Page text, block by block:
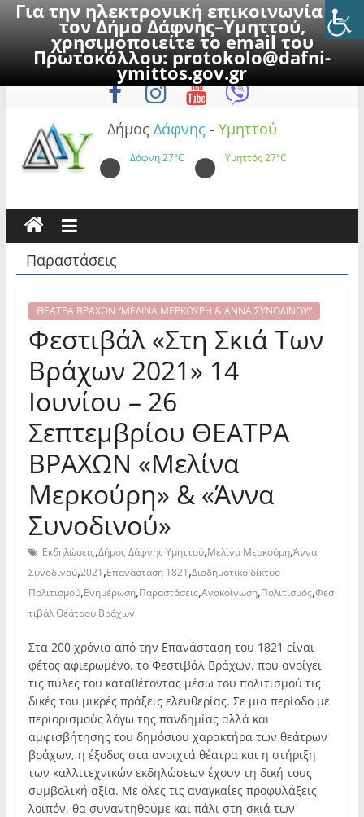
Για την ηλεκτρονική επικοινωνία με
τον Δήμο Δάφνης–Υμηττού,
χρησιμοποιείτε το email του
Πρωτοκόλλου:protokolo@dafni-
ymittos.gov.gr
to
Πέμπτη, 6 Αυγούστου 2026
Δήμος Δάφνης - Υμηττού
Δάφνη27°C Υμηττός27°C
Παραστάσεις
ΘΕΑΤΡΑ ΒΡΑΧΩΝ “ΜΕΛΙΝΑ ΜΕΡΚΟΥΡΗ & ΑΝΝΑ ΣΥΝΟΔΙΝΟΥ”
Φεστιβάλ «Στη Σκιά Των
Βράχων 2021» 14
Ιουνίου – 26
Σεπτεμβρίου ΘΕΑΤΡΑ
ΒΡΑΧΩΝ «Μελίνα
Μερκούρη» & «Άννα
Συνοδινού»
Εκδηλώσεις,Δήμος Δάφνης Υμηττού,Μελίνα Μερκούρη,Άννα
Συνοδινού,2021,Επανάσταση 1821,Διαδημοτικό δίκτυο
Πολιτισμού,Ενημέρωση,Παραστάσεις,Ανακοίνωση,Πολιτισμός,Φεσ
τιβάλ Θεάτρου Βράχων
Στα 200 χρόνια από την Επανάσταση του 1821 είναι
φέτος αφιερωμένο, το Φεστιβάλ Βράχων, που ανοίγει
τις πύλες του καταθέτοντας μέσω του πολιτισμού τις
δικές του μικρές πράξεις ελευθερίας. Σε μια περίοδο με
περιορισμούς λόγω της πανδημίας αλλά και
αμφισβήτησης του δημόσιου χαρακτήρα των θεάτρων
βράχων, η έξοδος στα ανοιχτά θέατρα και η στήριξη
των καλλιτεχνικών εκδηλώσεων έχουν τη δική τους
συμβολική αξία. Με όλες τις αναγκαίες προφυλάξεις
λοιπόν, θα συναντηθούμε και πάλι στη σκιά των